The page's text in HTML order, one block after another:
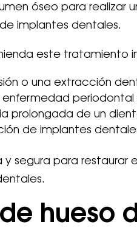
óseo para realizar
implantes dentales.
este tratamiento
o una extracción
periodontal
prolongada de un
de implantes
y segura para restaurar
hueso